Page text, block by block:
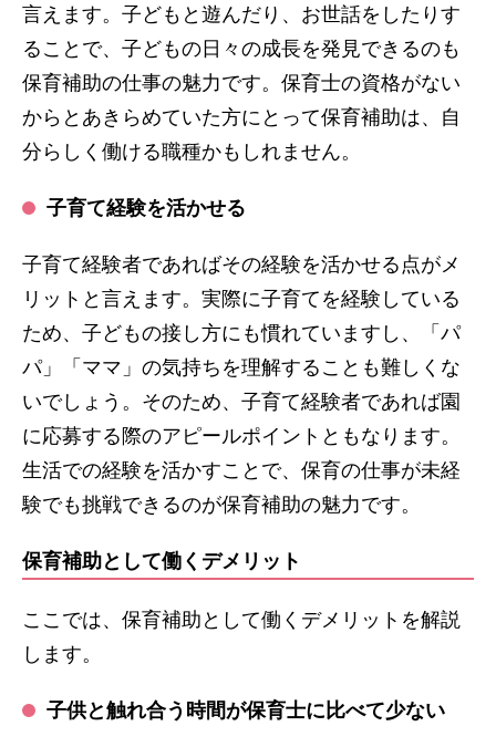
言えます。子どもと遊んだり、お世話をしたりす
ることで、子どもの日々の成長を発見できるのも
保育補助の仕事の魅力です。保育士の資格がない
からとあきらめていた方にとって保育補助は、自
分らしく働ける職種かもしれません。
子育て経験を活かせる
子育て経験者であればその経験を活かせる点がメ
リットと言えます。実際に子育てを経験している
ため、子どもの接し方にも慣れていますし、「パ
パ」「ママ」の気持ちを理解することも難しくな
いでしょう。そのため、子育て経験者であれば園
に応募する際のアピールポイントともなります。
生活での経験を活かすことで、保育の仕事が未経
験でも挑戦できるのが保育補助の魅力です。
保育補助として働くデメリット
ここでは、保育補助として働くデメリットを解説
します。
子供と触れ合う時間が保育士に比べて少ない